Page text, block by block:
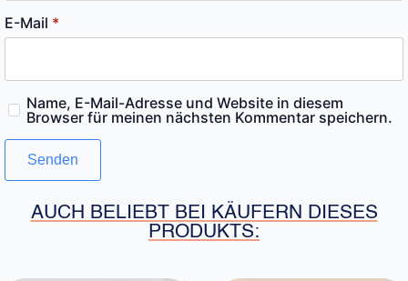
E-Mail *
Name, E-Mail-Adresse und Website in diesem
Browser für meinen nächsten Kommentar speichern.
AUCH BELIEBT BEI KÄUFERN DIESES
PRODUKTS: